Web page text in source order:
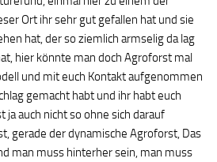
Ort ihr sehr gut gefallen hat und sie
hat, der so ziemlich armselig da lag
hier könnte man doch Agroforst mal
und mit euch Kontakt aufgenommen
gemacht habt und ihr habt euch
ja auch nicht so ohne sich darauf
gerade der dynamische Agroforst, Das
man muss hinterher sein, man muss